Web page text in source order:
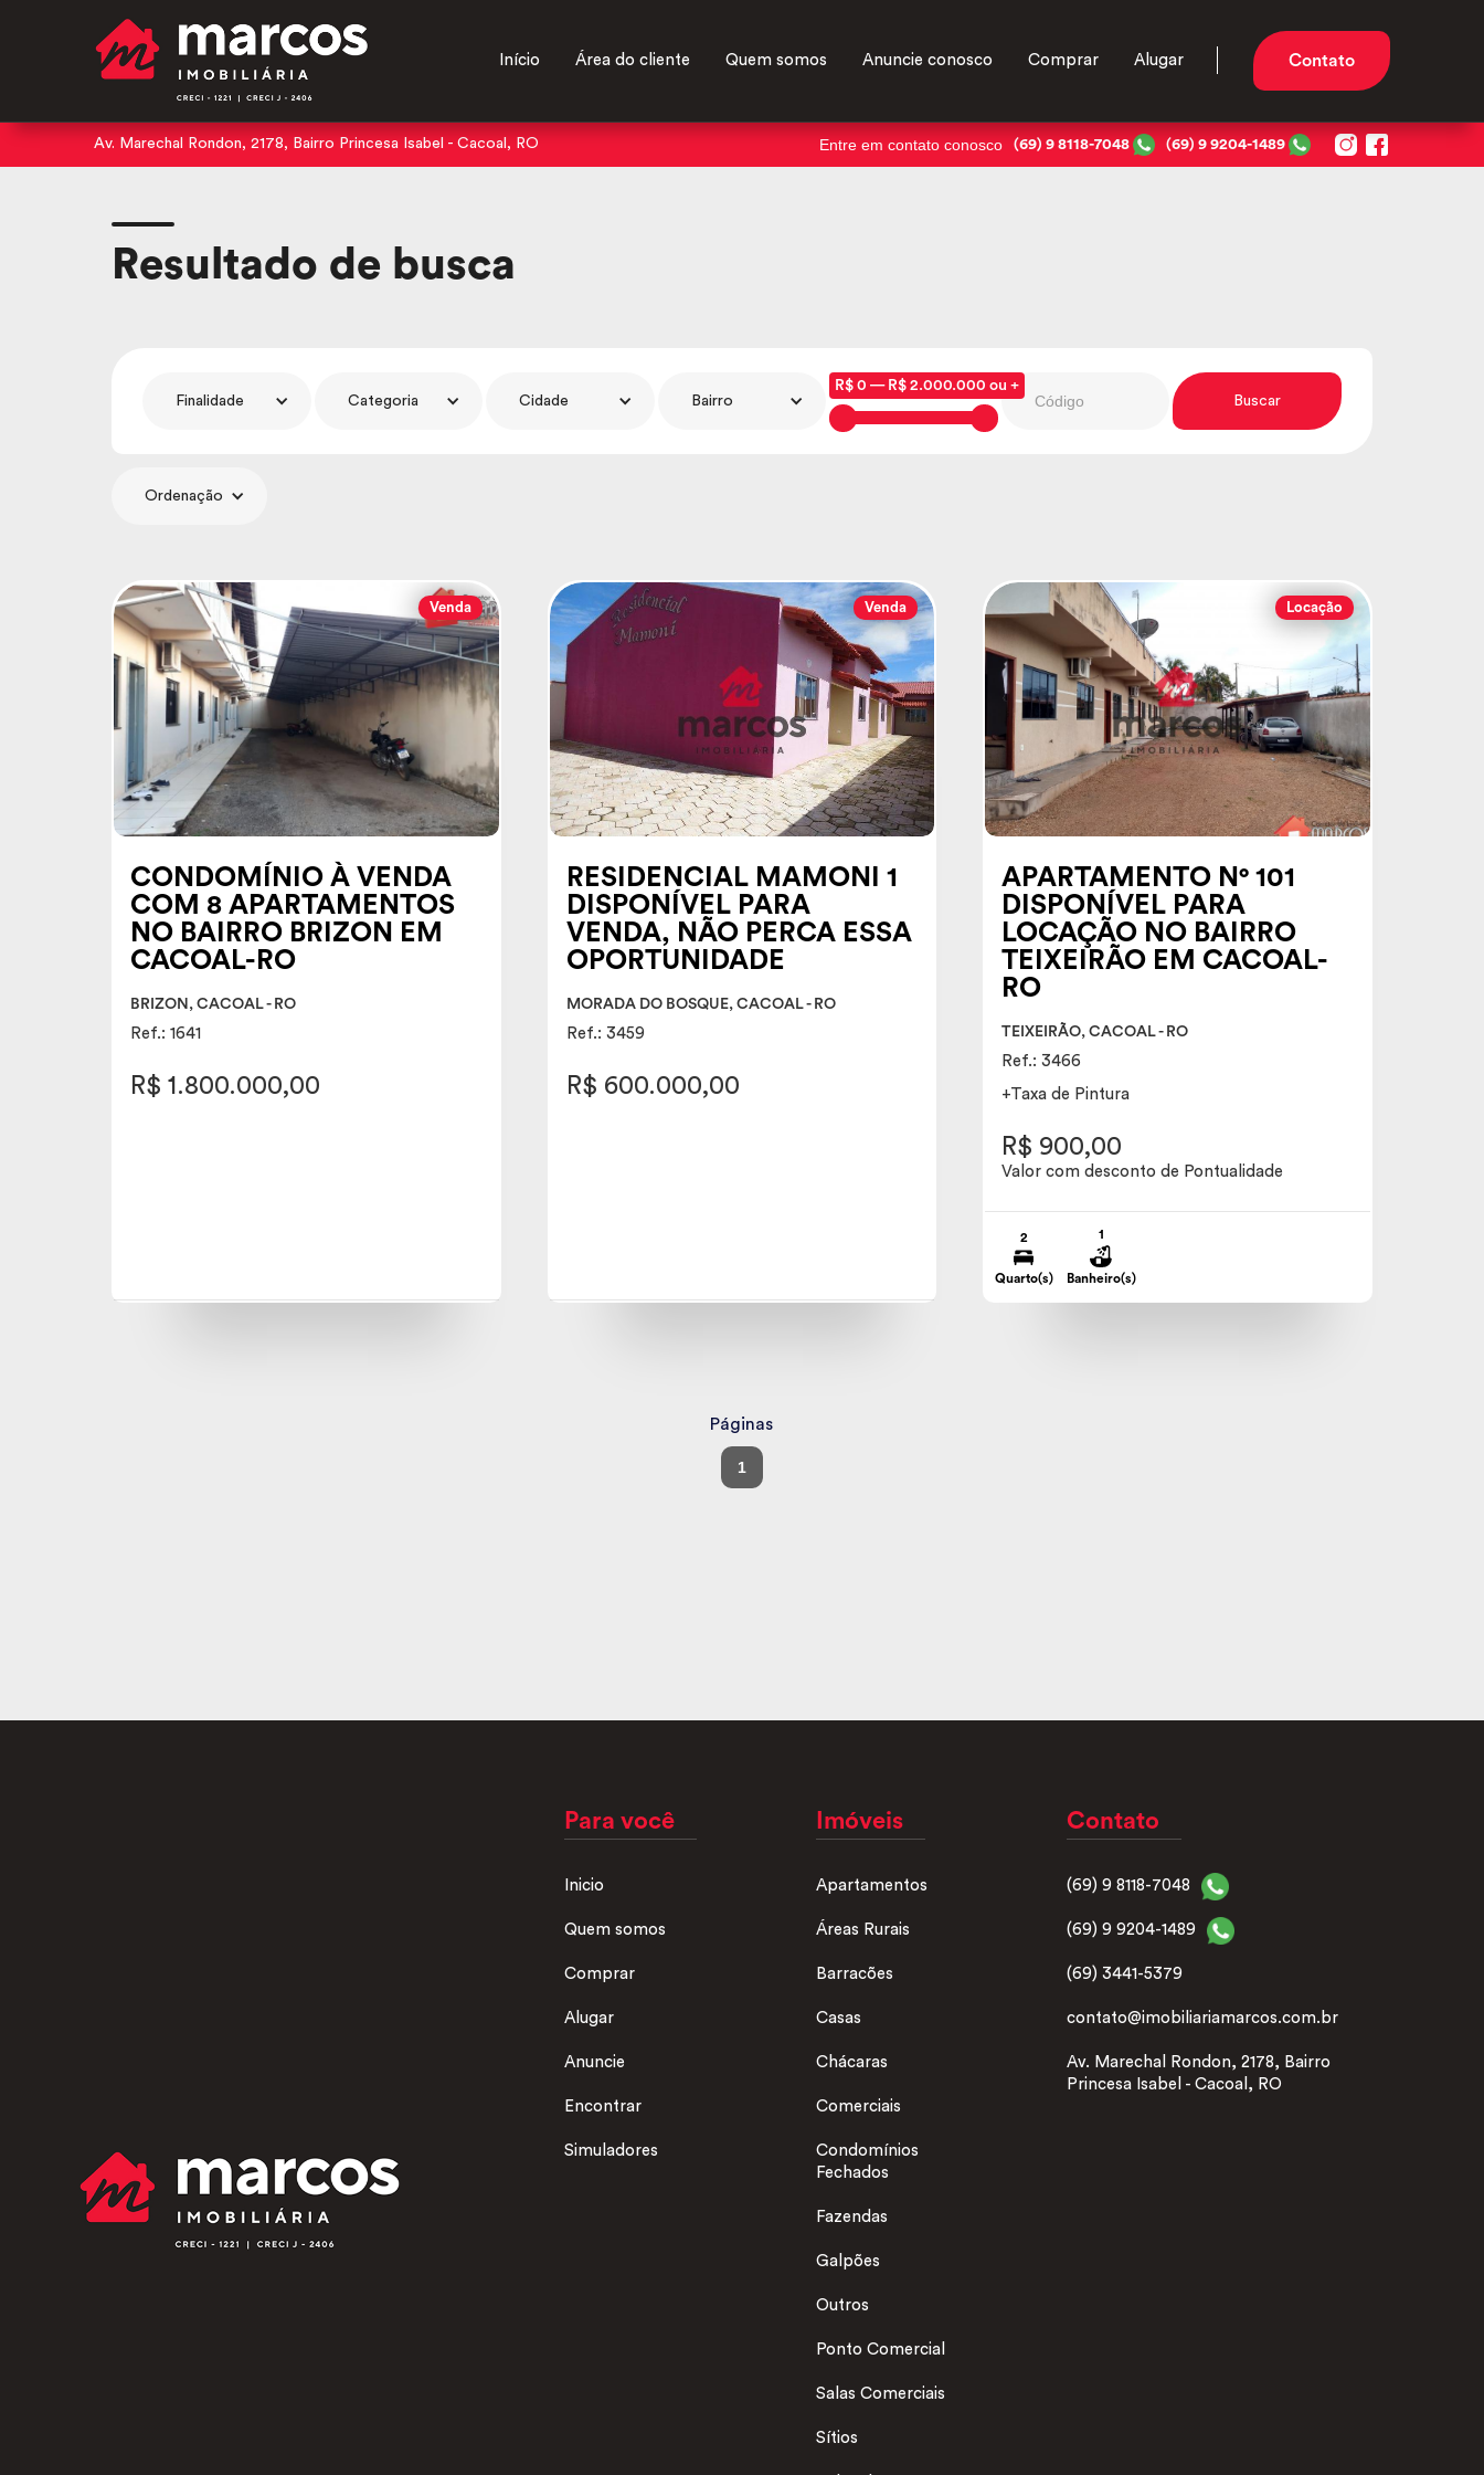
Início Área do cliente Quem somos Anuncie conosco Comprar Alugar Contato
Av. Marechal Rondon, 2178, Bairro Princesa Isabel - Cacoal, RO Entre em contato conosco (69) 9 8118-7048 (69) 9 9204-1489
Resultado de busca
Finalidade Categoria Cidade Bairro
R$ 0 — R$ 2.000.000 ou +
Ordenação
Venda
CONDOMÍNIO À VENDA
COM 8 APARTAMENTOS
NO BAIRRO BRIZON EM
CACOAL-RO
BRIZON, CACOAL - RO
Ref.: 1641
R$ 1.800.000,00
Venda
RESIDENCIAL MAMONI 1
DISPONÍVEL PARA
VENDA, NÃO PERCA ESSA
OPORTUNIDADE
MORADA DO BOSQUE, CACOAL - RO
Ref.: 3459
R$ 600.000,00
Locação
APARTAMENTO N° 101
DISPONÍVEL PARA
LOCAÇÃO NO BAIRRO
TEIXEIRÃO EM CACOAL-
RO
TEIXEIRÃO, CACOAL - RO
Ref.: 3466
+Taxa de Pintura
R$ 900,00
Valor com desconto de Pontualidade
2
Quarto(s)
1
Banheiro(s)
Páginas
1
Para você
Inicio
Quem somos
Comprar
Alugar
Anuncie
Encontrar
Simuladores
Imóveis
Apartamentos
Áreas Rurais
Barracões
Casas
Chácaras
Comerciais
Condomínios
Fechados
Fazendas
Galpões
Outros
Ponto Comercial
Salas Comerciais
Sítios
Contato
(69) 9 8118-7048
(69) 9 9204-1489
(69) 3441-5379
contato@imobiliariamarcos.com.br
Av. Marechal Rondon, 2178, Bairro
Princesa Isabel - Cacoal, RO